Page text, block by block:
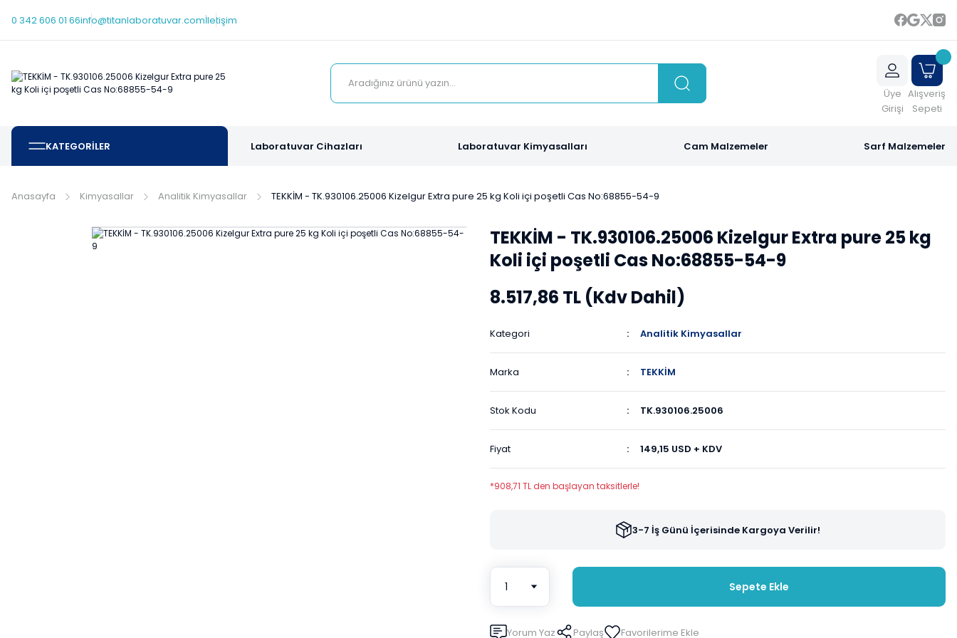
0 342 606 01 66info@titanlaboratuvar.comİletişim
Üye
Girişi
Alışveriş
Sepeti
KATEGORİLER Laboratuvar Cihazları Laboratuvar Kimyasalları Cam Malzemeler Sarf Malzemeler
Anasayfa Kimyasallar Analitik Kimyasallar TEKKİM - TK.930106.25006 Kizelgur Extra pure 25 kg Koli içi poşetli Cas No:68855-54-9
TEKKİM - TK.930106.25006 Kizelgur Extra pure 25 kg
Koli içi poşetli Cas No:68855-54-9
8.517,86 TL (Kdv Dahil)
Kategori Analitik Kimyasallar
Marka TEKKİM
Stok Kodu TK.930106.25006
Fiyat 149,15 USD + KDV
*908,71 TL den başlayan taksitlerle!
3-7 İş Günü İçerisinde Kargoya Verilir!
Sepete Ekle
Yorum Yaz Paylaş